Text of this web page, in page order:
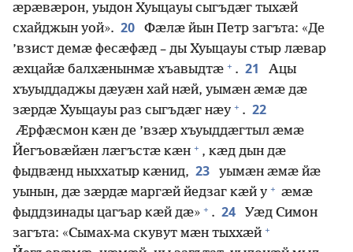
ӕрӕвӕрон, уыдон Хуыцауы сыгъдӕг тыхӕй
схайджын уой». 20
Фӕлӕ йын Петр загъта: «Де
’взист демӕ фесӕфӕд – ды Хуыцауы стыр лӕвар
ӕхцайӕ балхӕнынмӕ хъавыдтӕ + . 21
Ацы
хъуыддаджы дӕуӕн хай нӕй, уымӕн ӕмӕ дӕ
зӕрдӕ Хуыцауы раз сыгъдӕг нӕу + . 22
Ӕрфӕсмон кӕн де ’взӕр хъуыддӕгтыл ӕмӕ
Йегъовӕйӕн лӕгъстӕ кӕн + , кӕд дын дӕ
фыдвӕнд ныххатыр кӕнид, 23
уымӕн ӕмӕ йӕ
уынын, дӕ зӕрдӕ маргӕй йедзаг кӕй у + ӕмӕ
фыддзинады цагъар кӕй дӕ» + . 24
Уӕд Симон
загъта: «Сымах-ма скувут мӕн тыххӕй +